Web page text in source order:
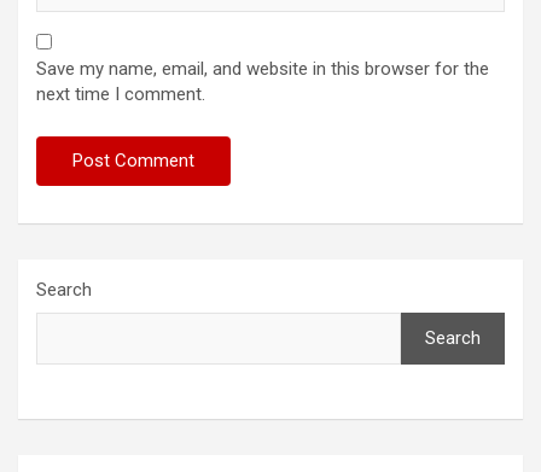
Save my name, email, and website in this browser for the
next time I comment.
Search
Search